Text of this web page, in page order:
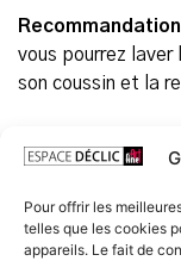
Pour offrir les
telles que les cookies
appareils. Le fait de
vous pourrez laver
son coussin et la
Prix